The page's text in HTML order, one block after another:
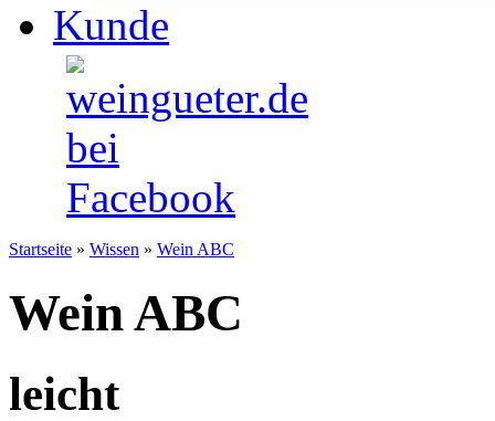
Kunde
Startseite » Wissen » Wein ABC
Wein ABC
leicht